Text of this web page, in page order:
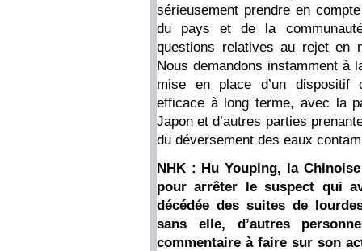
sérieusement prendre en
du pays et de la
questions relatives au rejet en
Nous demandons instamment à
mise en place d’un dispositif
efficace à long terme, avec la
Japon et d’autres parties
du déversement des eaux
NHK : Hu Youping, la
pour arrêter le suspect qui
décédée des suites de
sans elle, d’autres
commentaire à faire sur son